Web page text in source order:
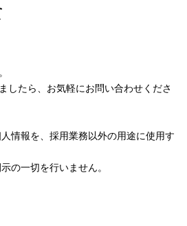
したら、お気軽にお問い合わせくださ
情報を、採用業務以外の用途に使用す
の一切を行いません。